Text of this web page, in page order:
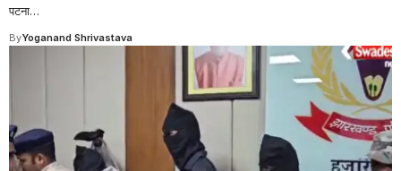
पटना…
ByYoganand Shrivastava